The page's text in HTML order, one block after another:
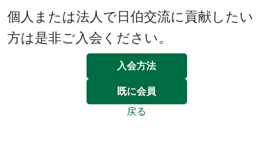
個人または法人で日伯交流に貢献したい
方は是非ご入会ください。
入会方法
既に会員
戻る